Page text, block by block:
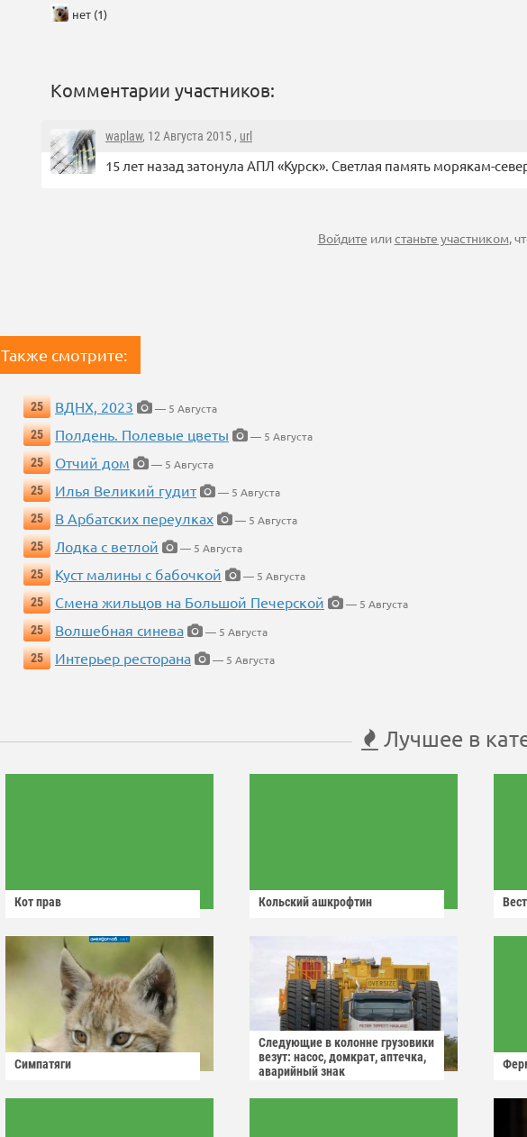
нет (1)
Комментарии участников:
waplaw, 12 Августа 2015 , url
15 лет назад затонула АПЛ «Курск». Светлая память морякам-
Войдите илистаньте участником,
Также смотрите:
25 ВДНХ, 2023
— 5 Августа
25
Полдень. Полевые цветы
— 5 Августа
25
Отчий дом
— 5 Августа
25
Илья Великий гудит
— 5 Августа
25
В Арбатских переулках
— 5 Августа
25
Лодка с ветлой
— 5 Августа
25
Куст малины с бабочкой
— 5 Августа
25
Смена жильцов на Большой Печерской
— 5 Августа
25
Волшебная синева
— 5 Августа
25
Интерьер ресторана — 5 Августа
Лучшее в
Кот прав Кольский ашкрофтин
Симпатяги
Следующие в колонне грузовики
везут: насос, домкрат, аптечка,
аварийный знак